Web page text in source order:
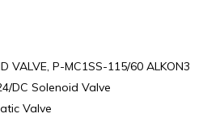
VALVE, P-MC1SS-115/60 ALKON3
DC Solenoid Valve
Valve